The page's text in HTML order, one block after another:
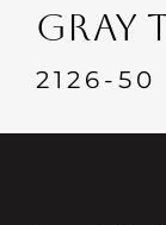
Εκδηλώσεις
Επαφή
GRAY
2126-50